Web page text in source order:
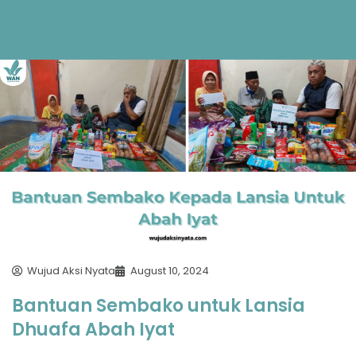
Wujud Aksi Nyata August 10, 2024
Bantuan Sembako untuk Lansia
Dhuafa Abah Iyat